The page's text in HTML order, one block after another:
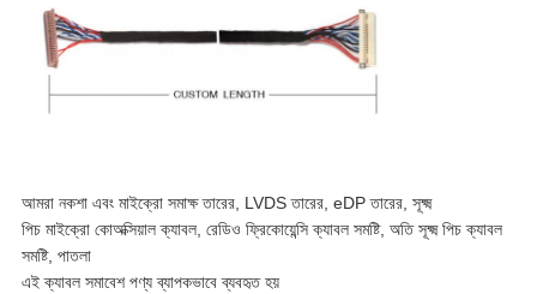
আমরা নকশা এবং মাইক্রো সমাক্ষ তারের, LVDS তারের, eDP তারের, সূক্ষ্ম
পিচ মাইক্রো কোঅক্সিয়াল ক্যাবল, রেডিও ফ্রিকোয়েন্সি ক্যাবল সমষ্টি, অতি সূক্ষ্ম পিচ ক্যাবল
সমষ্টি, পাতলা
এই ক্যাবল সমাবেশ পণ্য ব্যাপকভাবে ব্যবহৃত হয়